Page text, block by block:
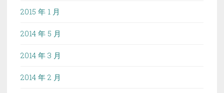
2015 年 1 月
2014 年 5 月
2014 年 3 月
2014 年 2 月